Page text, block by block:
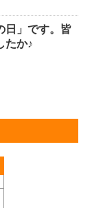
日」です。皆
たか♪